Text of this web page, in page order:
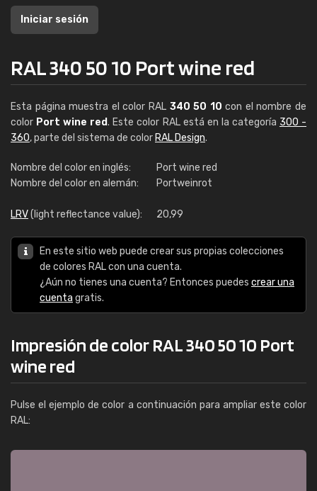
Iniciar sesión
RAL 340 50 10 Port wine red
Esta página muestra el color RAL 340 50 10 con el nombre de
color Port wine red. Este color RAL está en la categoría 300 -
360, parte del sistema de color RAL Design.
Nombre del color en inglés:
Port wine red
Nombre del color en alemán:
Portweinrot
LRV(light reflectance value): 20,99
En este sitio web puede crear sus propias colecciones
de colores RAL con una cuenta.
¿Aún no tienes una cuenta? Entonces puedes crear una
cuenta gratis.
Impresión de color RAL 340 50 10 Port
wine red
Pulse el ejemplo de color a continuación para ampliar este color
RAL: